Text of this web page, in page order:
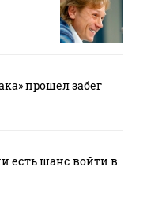
прошел забег
есть шанс войти в